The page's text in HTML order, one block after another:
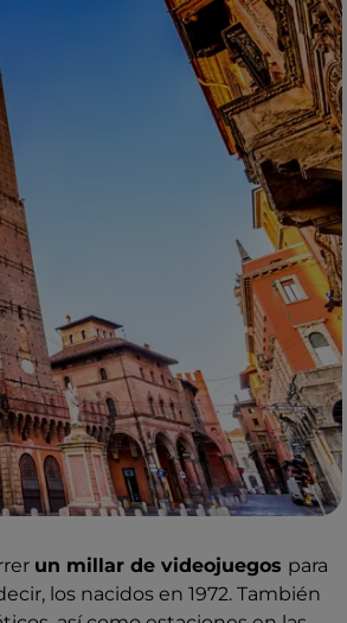
un millar de videojuegos para
los nacidos en 1972. También